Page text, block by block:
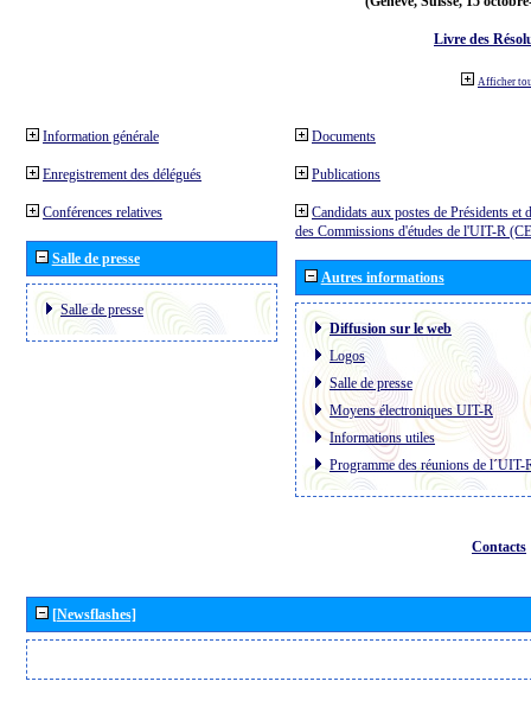
Livre des
Afficher
Information générale
Enregistrement des délégués
Conférences relatives
Salle de presse
Salle de presse
Documents
Publications
Candidats aux postes de Présidents et
des Commissions d'études de l'UIT-R
Autres informations
Diffusion sur le web
Logos
Salle de presse
Moyens électroniques UIT-R
Informations utiles
Programme des réunions de l´UIT-
Contacts
[Newsflashes]